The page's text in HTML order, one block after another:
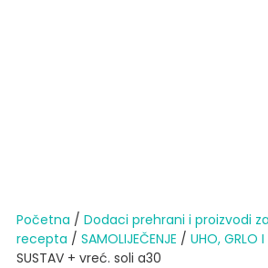
Početna / Dodaci prehrani i proizvodi
recepta / SAMOLIJEČENJE / UHO, GRLO I
SUSTAV + vreć. soli a30